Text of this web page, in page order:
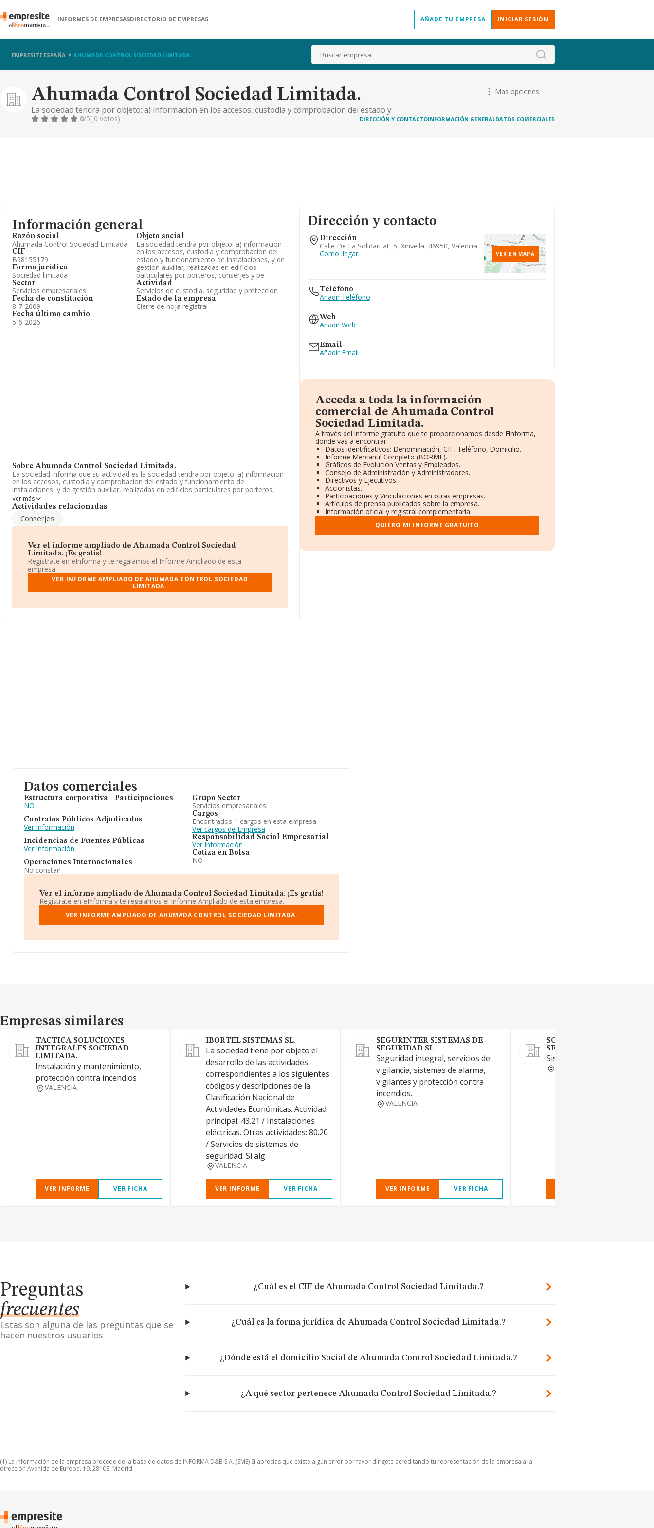
INFORMES DE EMPRESASDIRECTORIO DE EMPRESAS AÑADE TU EMPRESA INICIAR SESIÓN
EMPRESITE ESPAÑA AHUMADA CONTROL SOCIEDAD LIMITADA. Buscar
Ahumada Control Sociedad Limitada.
La sociedad tendra por objeto: a) informacion en los accesos, custodia y comprobacion del estado y
funcionamiento de instalaciones, y de gestion auxiliar, realizadas en edificios particulares por
Mas opciones
0/5( 0 votos) DIRECCIÓN Y CONTACTOINFORMACIÓN GENERALDATOS COMERCIALES
Información general
Razón social
Ahumada Control Sociedad Limitada.
CIF
B98155179
Forma jurídica
Sociedad limitada
Sector
Servicios empresariales
Fecha de constitución
8-7-2009
Fecha último cambio
5-6-2026
Objeto social
La sociedad tendra por objeto: a) informacion
en los accesos, custodia y comprobacion del
estado y funcionamiento de instalaciones, y de
gestion auxiliar, realizadas en edificios
particulares por porteros, conserjes y pe
Actividad
Servicios de custodia, seguridad y protección
Estado de la empresa
Cierre de hoja registral
Sobre Ahumada Control Sociedad Limitada.
La sociedad informa que su actividad es la sociedad tendra por objeto: a) informacion
en los accesos, custodia y comprobacion del estado y funcionamiento de
instalaciones, y de gestión auxiliar, realizadas en edificios particulares por porteros,
conserjes y pe. La sociedad está registrada como Sociedad Limitada. Clasifica su
actividad CNAE como '%cnae%', código 8009. No realiza actividad de importación y/o
La compañíaAhumada Control Sociedad Limitada, con número de identificación
provincia de Valencia, Comunidad Valenciana.
En relación con el sector y disponiendo de los datos de hasta 3.648 empresas, a nivel
nacional la facturación asciende a 1.341 millones de euros y se calcula un promedio de
facturación de 367 mil euros entre todas las compañías. En relación con la información
de la provincia de Valencia, en la base de datos de INFORMA aparecen 192 empresas,
con ventas de 37 millones de euros. Para aportar ulterior información de interés en el
desde la constitución es de 16 años.
Ver más
Actividades relacionadas
Conserjes
Ver el informe ampliado de Ahumada Control Sociedad
Limitada. ¡Es gratis!
Regístrate en eInforma y te regalamos el Informe Ampliado de esta
empresa.
VER INFORME AMPLIADO DE AHUMADA CONTROL SOCIEDAD
LIMITADA.
Dirección y contacto
Dirección
Calle De La Solidaritat, 5, Xirivella, 46950, Valencia
Como llegar
VER EN MAPA
Teléfono
Añadir Teléfono
Web
Añadir Web
Email
Añadir Email
Acceda a toda la información
comercial de Ahumada Control
Sociedad Limitada.
A través del informe gratuito que te proporcionamos desde Einforma,
donde vas a encontrar:
Datos identificativos: Denominación, CIF, Teléfono, Domicilio.
Informe Mercantil Completo (BORME).
Gráficos de Evolución Ventas y Empleados.
Consejo de Administración y Administradores.
Directivos y Ejecutivos.
Accionistas.
Participaciones y Vinculaciones en otras empresas.
Artículos de prensa publicados sobre la empresa.
Información oficial y registral complementaria.
QUIERO MI INFORME GRATUITO
Datos comerciales
Estructura corporativa - Participaciones
NO
Contratos Públicos Adjudicados
Ver Información
Incidencias de Fuentes Públicas
Ver Información
Operaciones Internacionales
No constan
Grupo Sector
Servicios empresariales
Cargos
Encontrados 1 cargos en esta empresa
Ver cargos de Empresa
Responsabilidad Social Empresarial
Ver Información
Cotiza en Bolsa
NO
Ver el informe ampliado de Ahumada Control Sociedad Limitada. ¡Es gratis!
Regístrate en eInforma y te regalamos el Informe Ampliado de esta empresa.
VER INFORME AMPLIADO DE AHUMADA CONTROL SOCIEDAD LIMITADA.
Empresas similares
Empresas similares
TACTICA SOLUCIONES
INTEGRALES SOCIEDAD
LIMITADA.
Instalación y mantenimiento,
protección contra incendios
VALENCIA
VER INFORME VER FICHA
IBORTEL SISTEMAS SL.
La sociedad tiene por objeto el
desarrollo de las actividades
correspondientes a los siguientes
códigos y descripciones de la
Clasificación Nacional de
Actividades Económicas: Actividad
principal: 43.21 / Instalaciones
eléctricas. Otras actividades: 80.20
/ Servicios de sistemas de
seguridad. Si alg
VALENCIA
VER INFORME VER FICHA
SEGURINTER SISTEMAS DE
SEGURIDAD SL
Seguridad integral, servicios de
vigilancia, sistemas de alarma,
vigilantes y protección contra
incendios.
VALENCIA
VER INFORME VER FICHA
SOLER MANTENIMIENTO Y
SERVICIOS SL
Sistemas contra incendios
Preguntas
frecuentes
Estas son alguna de las preguntas que se
hacen nuestros usuarios
¿Cuál es el CIF de Ahumada Control Sociedad Limitada.?
¿Cuál es la forma jurídica de Ahumada Control Sociedad Limitada.?
¿Dónde está el domicilio Social de Ahumada Control Sociedad Limitada.?
¿A qué sector pertenece Ahumada Control Sociedad Limitada.?
(1) La información de la empresa procede de la base de datos de INFORMA D&B S.A. (SME) Si aprecias que existe algún error por favor dirígete acreditando tu representación de la empresa a la
dirección Avenida de Europa, 19, 28108, Madrid.